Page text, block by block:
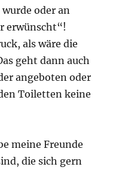
oder an
erwünscht“!
als wäre die
geht dann auch
angeboten oder
Toiletten keine
meine Freunde
die sich gern